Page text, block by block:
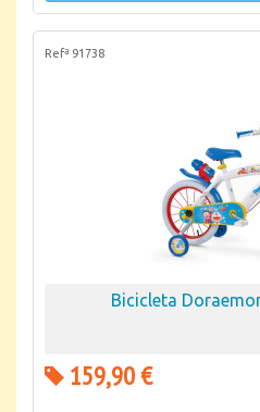
Refª 91738
Bicicleta
159,90 €